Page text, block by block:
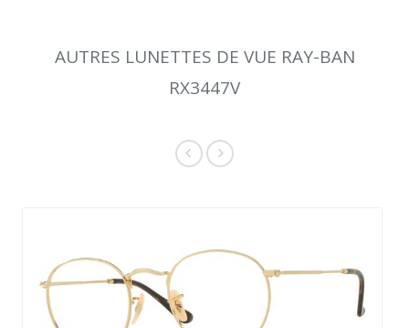
AUTRES LUNETTES DE VUE RAY-BAN
RX3447V